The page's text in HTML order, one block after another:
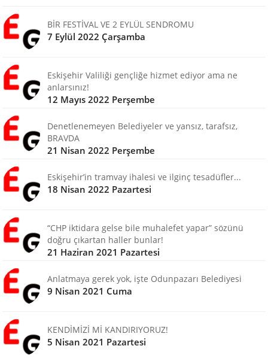
BİR FESTİVAL VE 2 EYLÜL SENDROMU
7 Eylül 2022 Çarşamba
Eskişehir Valiliği gençliğe hizmet ediyor ama ne
anlarsınız!
12 Mayıs 2022 Perşembe
Denetlenemeyen Belediyeler ve yansız, tarafsız,
BRAVDA
21 Nisan 2022 Perşembe
Eskişehir’in tramvay ihalesi ve ilginç tesadüfler...
18 Nisan 2022 Pazartesi
“CHP iktidara gelse bile muhalefet yapar” sözünü
doğru çıkartan haller bunlar!
21 Haziran 2021 Pazartesi
Anlatmaya gerek yok, işte Odunpazarı Belediyesi
9 Nisan 2021 Cuma
KENDİMİZİ Mİ KANDIRIYORUZ!
5 Nisan 2021 Pazartesi